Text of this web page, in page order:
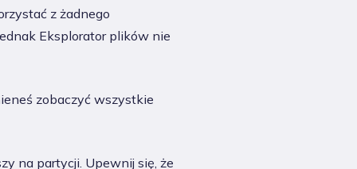
z żadnego
Eksplorator plików nie
zobaczyć wszystkie
na partycji. Upewnij się, że